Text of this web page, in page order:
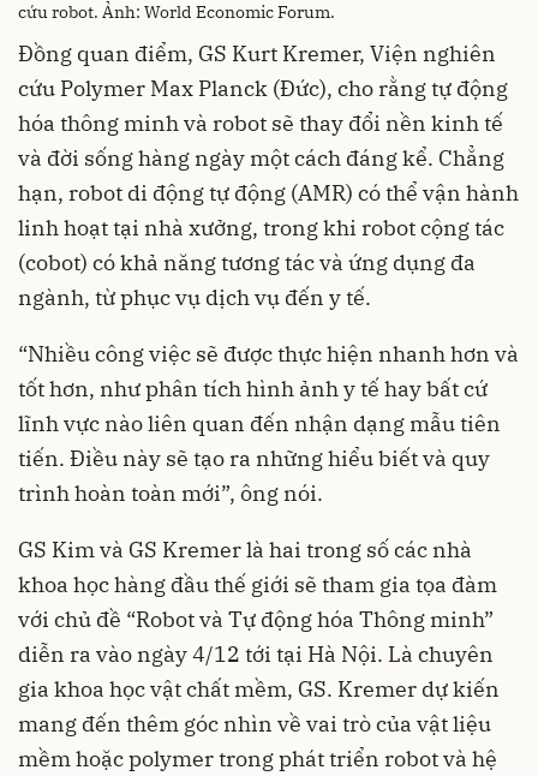
cứu robot. Ảnh: World Economic Forum.
Đồng quan điểm, GS Kurt Kremer, Viện nghiên
cứu Polymer Max Planck (Đức), cho rằng tự động
hóa thông minh và robot sẽ thay đổi nền kinh tế
và đời sống hàng ngày một cách đáng kể. Chẳng
hạn, robot di động tự động (AMR) có thể vận hành
linh hoạt tại nhà xưởng, trong khi robot cộng tác
(cobot) có khả năng tương tác và ứng dụng đa
ngành, từ phục vụ dịch vụ đến y tế.
“Nhiều công việc sẽ được thực hiện nhanh hơn và
tốt hơn, như phân tích hình ảnh y tế hay bất cứ
lĩnh vực nào liên quan đến nhận dạng mẫu tiên
tiến. Điều này sẽ tạo ra những hiểu biết và quy
trình hoàn toàn mới”, ông nói.
GS Kim và GS Kremer là hai trong số các nhà
khoa học hàng đầu thế giới sẽ tham gia tọa đàm
với chủ đề “Robot và Tự động hóa Thông minh”
diễn ra vào ngày 4/12 tới tại Hà Nội. Là chuyên
gia khoa học vật chất mềm, GS. Kremer dự kiến
mang đến thêm góc nhìn về vai trò của vật liệu
mềm hoặc polymer trong phát triển robot và hệ